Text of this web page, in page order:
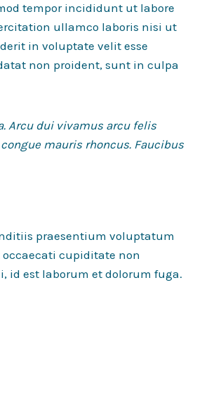
tempor incididunt ut labore
ullamco laboris nisi ut
in voluptate velit esse
non proident, sunt in culpa
Arcu dui vivamus arcu felis
mauris rhoncus. Faucibus
praesentium voluptatum
cupiditate non
est laborum et dolorum fuga.